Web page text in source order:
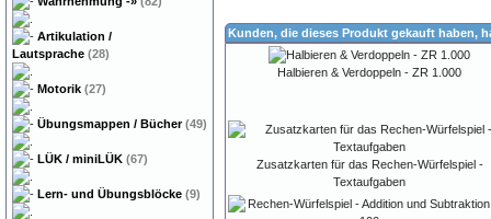
Kunden, die dieses Produkt gekauft haben,
Halbieren & Verdoppeln - ZR 1.000
Zusatzkarten für das Rechen-Würfelspiel -
Textaufgaben
Artikulation /
Lautsprache (28)
Motorik (27)
Übungsmappen / Bücher(49)
LÜK / miniLÜK (67)
Lern- und Übungsblöcke (9)